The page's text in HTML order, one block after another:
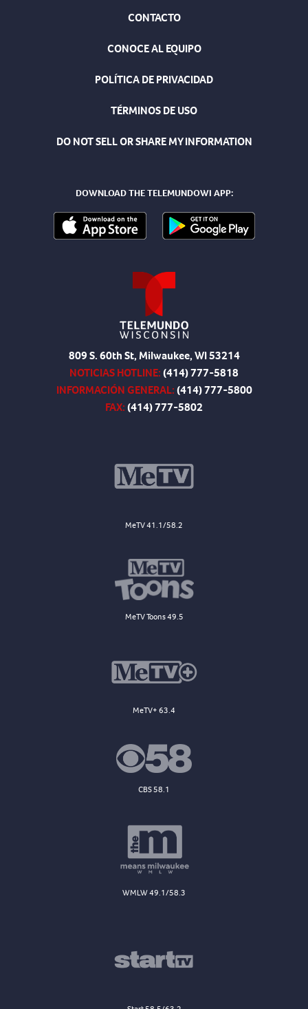
CONTACTO
CONOCE AL EQUIPO
POLÍTICA DE PRIVACIDAD
TÉRMINOS DE USO
DO NOT SELL OR SHARE MY INFORMATION
DOWNLOAD THE TELEMUNDOWI APP:
809 S. 60th St, Milwaukee, WI 53214
NOTICIAS HOTLINE:(414) 777-5818
INFORMACIÓN GENERAL:(414) 777-5800
FAX:(414) 777-5802
MeTV 41.1/58.2
MeTV Toons 49.5
MeTV+ 63.4
CBS 58.1
WMLW 49.1/58.3